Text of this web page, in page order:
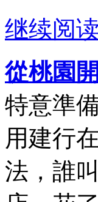
继续阅
從桃園
特意準
用建行
法，誰